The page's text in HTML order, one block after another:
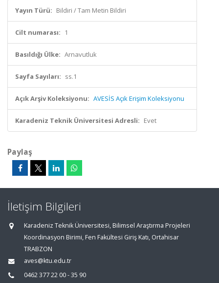
Yayın Türü: Bildiri / Tam Metin Bildiri
Cilt numarası: 1
Basıldığı Ülke: Arnavutluk
Sayfa Sayıları: ss.1
Açık Arşiv Koleksiyonu: AVESİS Açık Erişim Koleksiyonu
Karadeniz Teknik Üniversitesi Adresli: Evet
Paylaş
İletişim Bilgileri
Karadeniz Teknik Üniversitesi, Bilimsel Araştırma Projeleri
Koordinasyon Birimi, Fen Fakültesi Giriş Katı, Ortahisar
TRABZON
aves@ktu.edu.tr
0462 377 22 00 - 35 90